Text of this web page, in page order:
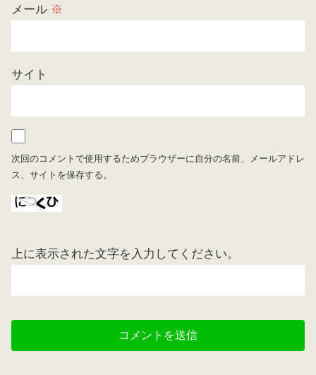
メール ※
サイト
次回のコメントで使用するためブラウザーに自分の名前、メールアドレ
ス、サイトを保存する。
上に表示された文字を入力してください。